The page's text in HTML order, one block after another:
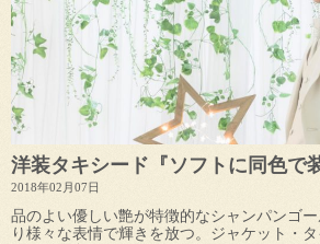
洋装タキシード『ソフトに同色で
2018年02月07日
品のよい優しい艶が特徴的なシャンパンゴ
り様々な表情で輝きを放つ。ジャケット・